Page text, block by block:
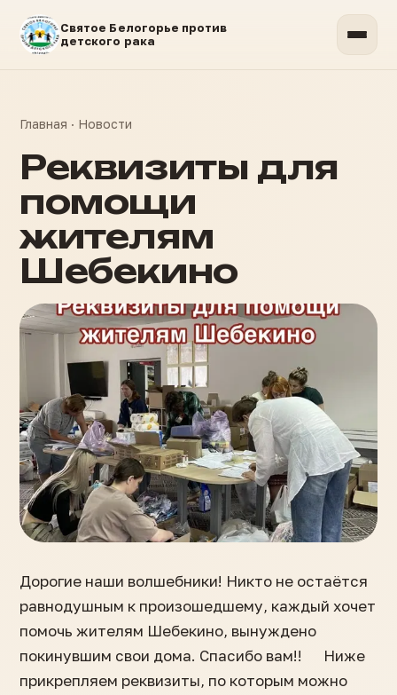
Святое Белогорье против
детского рака
Главная · Новости
Реквизиты для
помощи
жителям
Шебекино
Дорогие наши волшебники! Никто не остаётся
равнодушным к произошедшему, каждый хочет
помочь жителям Шебекино, вынуждено
покинувшим свои дома. Спасибо вам!! ⠀ Ниже
прикрепляем реквизиты, по которым можно